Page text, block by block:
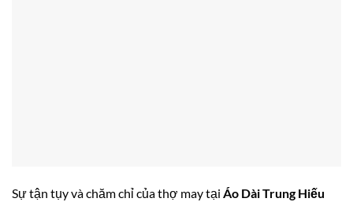
Sự tận tụy và chăm chỉ của thợ may tại Áo Dài Trung Hiếu